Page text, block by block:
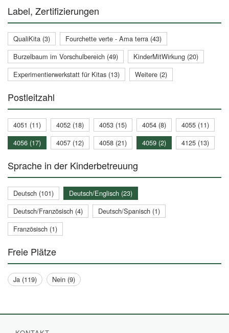
Label, Zertifizierungen
QualiKita (3)
Fourchette verte - Ama terra (43)
Burzelbaum im Vorschulbereich (49)
KinderMitWirkung (20)
Experimentierwerkstatt für Kitas (13)
Weitere (2)
Postleitzahl
4051 (11) 4052 (18) 4053 (15) 4054 (8)
4055 (11)
4056 (17)
4057 (12) 4058 (21) 4059 (2) 4125 (13)
Sprache in der Kinderbetreuung
Deutsch (101)
Deutsch/Englisch (23)
Deutsch/Französisch (4)
Deutsch/Spanisch (1)
Französisch (1)
Freie Plätze
Ja (119) Nein (9)